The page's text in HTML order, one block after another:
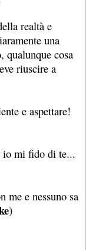
realtà e
una
qualunque cosa
riuscire a
e aspettare!
io mi fido di te...
me e nessuno sa
)